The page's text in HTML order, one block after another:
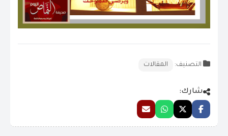
التصنيف: المقالات
شارك: